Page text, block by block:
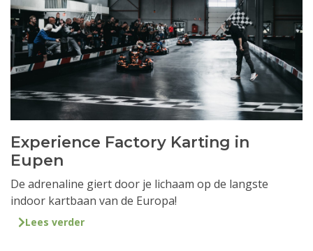
Experience Factory Karting in
Eupen
De adrenaline giert door je lichaam op de langste
indoor kartbaan van de Europa!
Lees verder